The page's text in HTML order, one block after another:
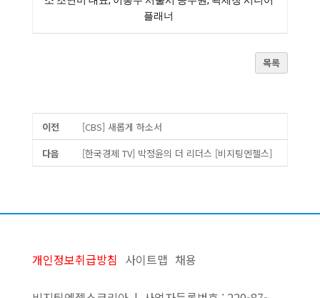
플래너
목록
이전
[CBS] 새롭게 하소서
다음
[한국경제 TV] 박정윤의 더 리더스 [비지팅엔젤스]
개인정보취급방침 사이트맵 채용